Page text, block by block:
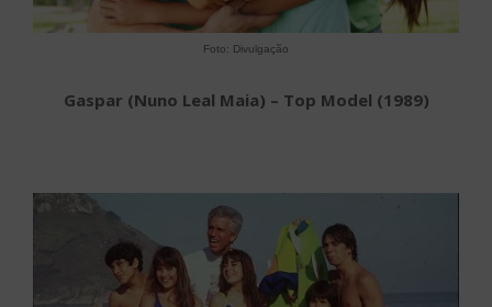
Foto: Divulgação
Gaspar (Nuno Leal Maia) – Top Model (1989)